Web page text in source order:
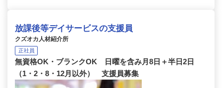
放課後等デイサービスの支援員
クズオカ人材紹介所
正社員
無資格OK・ブランクOK 日曜を含み月8日＋半日2日
（1・2・8・12月以外） 支援員募集